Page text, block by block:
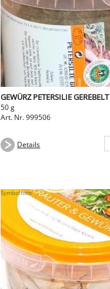
GEWÜRZ PETERSILIE GEREBELT
50 g
Art. Nr. 999506
Details